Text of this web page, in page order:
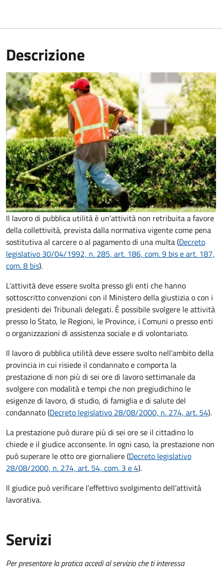
Descrizione
Il lavoro di pubblica utilità è un’attività non retribuita a favore
della collettività, prevista dalla normativa vigente come pena
sostitutiva al carcere o al pagamento di una multa (Decreto
legislativo 30/04/1992, n. 285, art. 186, com. 9 bis e art. 187,
com. 8 bis).
L’attività deve essere svolta presso gli enti che hanno
sottoscritto convenzioni con il Ministero della giustizia o con i
presidenti dei Tribunali delegati. È possibile svolgere le attività
presso lo Stato, le Regioni, le Province, i Comuni o presso enti
o organizzazioni di assistenza sociale e di volontariato.
Il lavoro di pubblica utilità deve essere svolto nell'ambito della
provincia in cui risiede il condannato e comporta la
prestazione di non più di sei ore di lavoro settimanale da
svolgere con modalità e tempi che non pregiudichino le
esigenze di lavoro, di studio, di famiglia e di salute del
condannato (Decreto legislativo 28/08/2000, n. 274, art. 54).
La prestazione può durare più di sei ore se il cittadino lo
chiede e il giudice acconsente. In ogni caso, la prestazione non
può superare le otto ore giornaliere (Decreto legislativo
28/08/2000, n. 274, art. 54, com. 3 e 4).
Il giudice può verificare l’effettivo svolgimento dell’attività
lavorativa.
Servizi
Per presentare la pratica accedi al servizio che ti interessa